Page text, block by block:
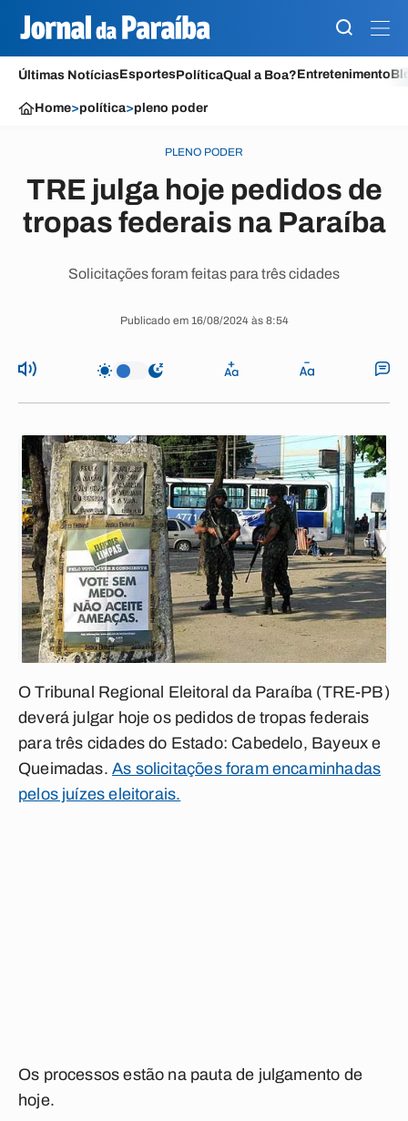
Últimas NotíciasEsportesPolíticaQual a Boa?Entretenimento
Home>política>pleno poder
PLENO PODER
TRE julga hoje pedidos de
tropas federais na Paraíba
Solicitações foram feitas para três cidades
Publicado em 16/08/2024 às 8:54
O Tribunal Regional Eleitoral da Paraíba (TRE-PB)
deverá julgar hoje os pedidos de tropas federais
para três cidades do Estado: Cabedelo, Bayeux e
Queimadas. As solicitações foram encaminhadas
pelos juízes eleitorais.
Os processos estão na pauta de julgamento de
hoje.